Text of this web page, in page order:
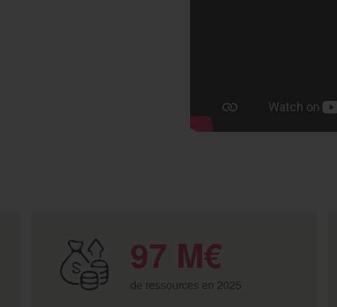
97 M€
de ressources en 2025